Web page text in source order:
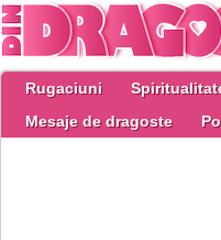
Rugaciuni
Mesaje de dragoste